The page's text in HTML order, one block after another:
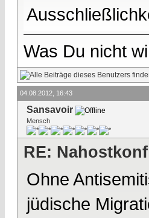
Was Du nicht
04.08.2012, 16:43
Sansavoir
Mensch
RE:
Ohne
jüdische